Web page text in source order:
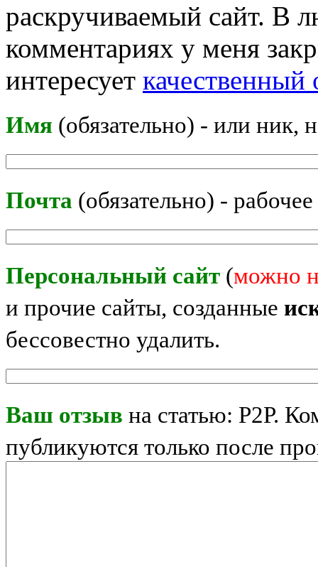
раскручиваемый сайт. В
комментариях у меня
интересует
Имя (обязательно) - или ник,
Почта (обязательно) -
Персональный сайт (можно
и прочие сайты, созданные
бессовестно удалить.
Ваш отзыв на статью: P2P.
публикуются только после